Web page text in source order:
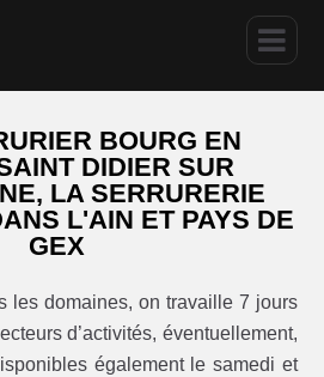
BOURG EN
DIDIER SUR
LA SERRURERIE
L'AIN ET PAYS DE
GEX
les domaines, on travaille 7 jours
d’activités, éventuellement,
également le samedi et